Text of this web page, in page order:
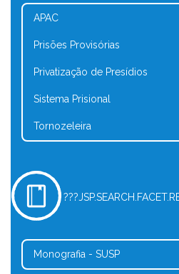
APAC
Prisões Provisórias
Privatização de Presídios
Sistema Prisional
Tornozeleira
Monografia - SUSP